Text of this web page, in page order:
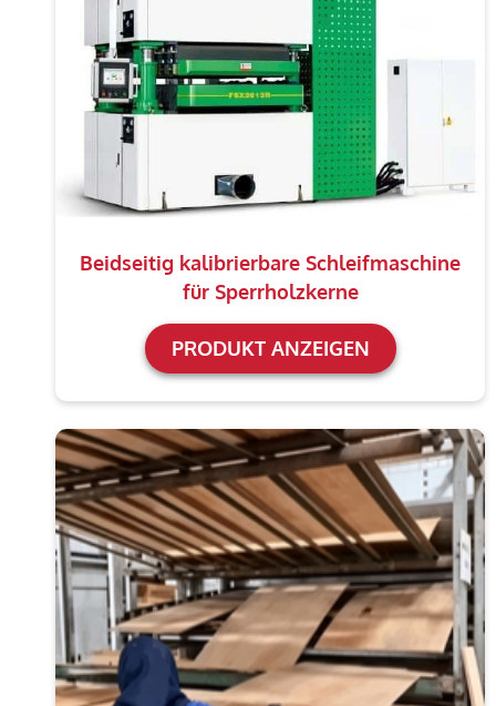
Beidseitig kalibrierbare Schleifmaschine
für Sperrholzkerne
PRODUKT ANZEIGEN